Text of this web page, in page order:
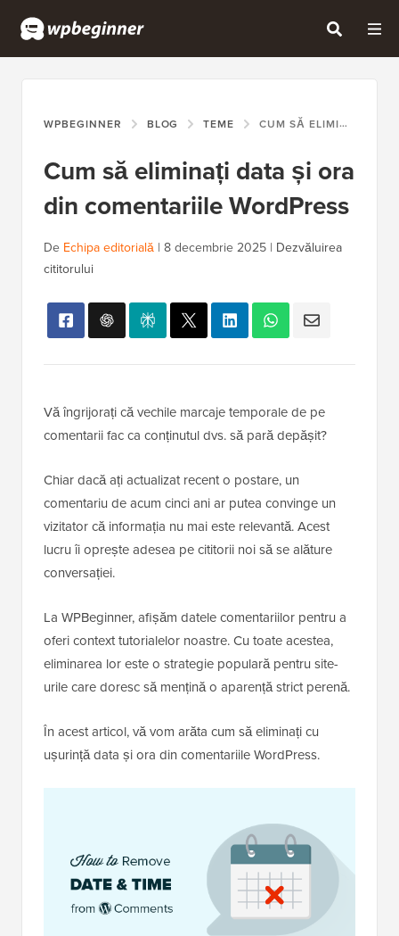
WPBEGINNER BLOG TEME CUM SĂ ELIMINAȚI DATA ȘI ORA DIN COMENTARIILE WORDPRESS
Cum să eliminați data și ora
din comentariile WordPress
De Echipa editorială | 8 decembrie 2025 | Dezvăluirea
cititorului
Vă îngrijorați că vechile marcaje temporale de pe
comentarii fac ca conținutul dvs. să pară depășit?
Chiar dacă ați actualizat recent o postare, un
comentariu de acum cinci ani ar putea convinge un
vizitator că informația nu mai este relevantă. Acest
lucru îi oprește adesea pe cititorii noi să se alăture
conversației.
La WPBeginner, afișăm datele comentariilor pentru a
oferi context tutorialelor noastre. Cu toate acestea,
eliminarea lor este o strategie populară pentru site-
urile care doresc să mențină o aparență strict perenă.
În acest articol, vă vom arăta cum să eliminați cu
ușurință data și ora din comentariile WordPress.